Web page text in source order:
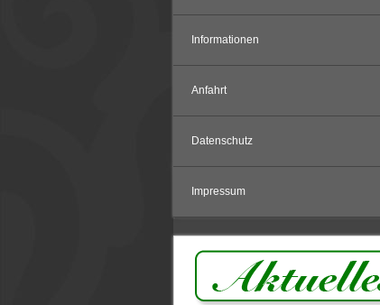
Informationen
Anfahrt
Datenschutz
Impressum